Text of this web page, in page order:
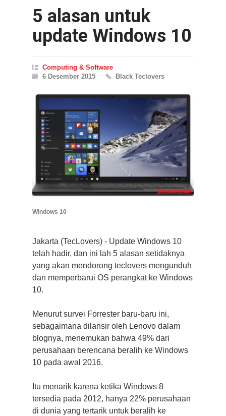
5 alasan untuk
update Windows 10
Computing & Software
6 Desember 2015
Black Teclovers
Windows 10
Jakarta (TecLovers) - Update Windows 10
telah hadir, dan ini lah 5 alasan setidaknya
yang akan mendorong teclovers mengunduh
dan memperbarui OS perangkat ke Windows
10.
Menurut survei Forrester baru-baru ini,
sebagaimana dilansir oleh Lenovo dalam
blognya, menemukan bahwa 49% dari
perusahaan berencana beralih ke Windows
10 pada awal 2016.
Itu menarik karena ketika Windows 8
tersedia pada 2012, hanya 22% perusahaan
di dunia yang tertarik untuk beralih ke